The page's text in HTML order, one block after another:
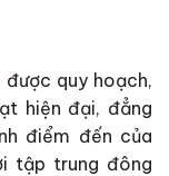
được quy hoạch,
hiện đại, đẳng
điểm đến của
tập trung đông